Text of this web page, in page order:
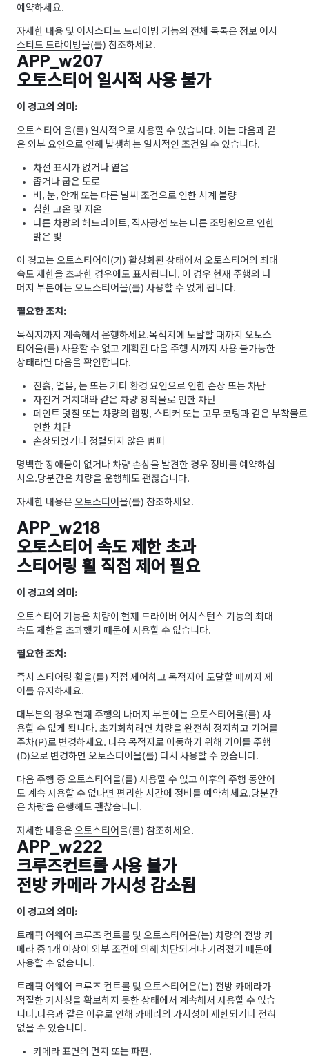
예약하세요.
자세한 내용 및 어시스티드 드라이빙 기능의 전체 목록은 정보 어시
스티드 드라이빙을(를) 참조하세요.
APP_w207
오토스티어 일시적 사용 불가
이 경고의 의미:
오토스티어 을(를) 일시적으로 사용할 수 없습니다. 이는 다음과 같
은 외부 요인으로 인해 발생하는 일시적인 조건일 수 있습니다.
차선 표시가 없거나 옅음
좁거나 굽은 도로
비, 눈, 안개 또는 다른 날씨 조건으로 인한 시계 불량
심한 고온 및 저온
다른 차량의 헤드라이트, 직사광선 또는 다른 조명원으로 인한
밝은 빛
이 경고는오토스티어 이(가) 활성화된 상태에서 오토스티어의 최대
속도 제한을 초과한 경우에도 표시됩니다. 이 경우 현재 주행의 나
머지 부분에는오토스티어을(를) 사용할 수 없게 됩니다.
필요한 조치:
목적지까지 계속해서 운행하세요.목적지에 도달할 때까지 오토스
티어을(를) 사용할 수 없고 계획된 다음 주행 시까지 사용 불가능한
상태라면 다음을 확인합니다.
진흙, 얼음, 눈 또는 기타 환경 요인으로 인한 손상 또는 차단
자전거 거치대와 같은 차량 장착물로 인한 차단
페인트 덧칠 또는 차량의 랩핑, 스티커 또는 고무 코팅과 같은 부착물로
인한 차단
손상되었거나 정렬되지 않은 범퍼
명백한 장애물이 없거나 차량 손상을 발견한 경우 정비를 예약하십
시오.당분간은 차량을 운행해도 괜찮습니다.
자세한 내용은오토스티어을(를) 참조하세요.
APP_w218
오토스티어 속도 제한 초과
스티어링 휠 직접 제어 필요
이 경고의 의미:
오토스티어 기능은 차량이 현재 드라이버 어시스턴스 기능의 최대
속도 제한을 초과했기 때문에 사용할 수 없습니다.
필요한 조치:
즉시 스티어링 휠을(를) 직접 제어하고 목적지에 도달할 때까지 제
어를 유지하세요.
대부분의 경우 현재 주행의 나머지 부분에는오토스티어을(를) 사
용할 수 없게 됩니다. 초기화하려면 차량을 완전히 정지하고 기어를
주차(P)로 변경하세요. 다음 목적지로 이동하기 위해 기어를 주행
(D)으로 변경하면 오토스티어을(를) 다시 사용할 수 있습니다.
다음 주행 중 오토스티어을(를) 사용할 수 없고 이후의 주행 동안에
도 계속 사용할 수 없다면 편리한 시간에 정비를 예약하세요.당분간
은 차량을 운행해도 괜찮습니다.
자세한 내용은오토스티어을(를) 참조하세요.
APP_w222
크루즈컨트롤 사용 불가
전방 카메라 가시성 감소됨
이 경고의 의미:
트래픽 어웨어 크루즈 컨트롤 및 오토스티어은(는) 차량의 전방 카
메라 중 1개 이상이 외부 조건에 의해 차단되거나 가려졌기 때문에
사용할 수 없습니다.
트래픽 어웨어 크루즈 컨트롤 및 오토스티어은(는) 전방 카메라가
적절한 가시성을 확보하지 못한 상태에서 계속해서 사용할 수 없습
니다.다음과 같은 이유로 인해 카메라의 가시성이 제한되거나 전혀
없을 수 있습니다.
카메라 표면의 먼지 또는 파편.